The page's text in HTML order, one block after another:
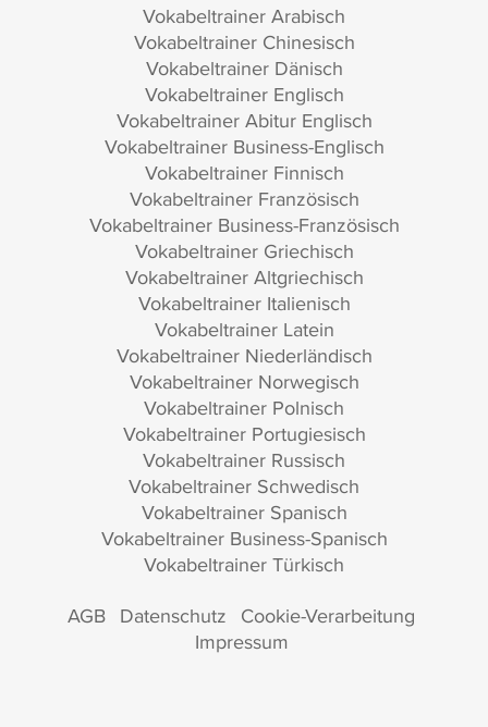
Vokabeltrainer Arabisch
Vokabeltrainer Chinesisch
Vokabeltrainer Dänisch
Vokabeltrainer Englisch
Vokabeltrainer Abitur Englisch
Vokabeltrainer Business-Englisch
Vokabeltrainer Finnisch
Vokabeltrainer Französisch
Vokabeltrainer Business-Französisch
Vokabeltrainer Griechisch
Vokabeltrainer Altgriechisch
Vokabeltrainer Italienisch
Vokabeltrainer Latein
Vokabeltrainer Niederländisch
Vokabeltrainer Norwegisch
Vokabeltrainer Polnisch
Vokabeltrainer Portugiesisch
Vokabeltrainer Russisch
Vokabeltrainer Schwedisch
Vokabeltrainer Spanisch
Vokabeltrainer Business-Spanisch
Vokabeltrainer Türkisch
AGB Datenschutz Cookie-Verarbeitung
Impressum